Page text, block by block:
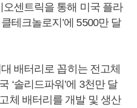
센트릭을 통해 미국 플라
테크놀로지’에 5500만 달
배터리로 꼽히는 전고체
‘솔리드파워’에 3천만 달
체 배터리를 개발 및 생산